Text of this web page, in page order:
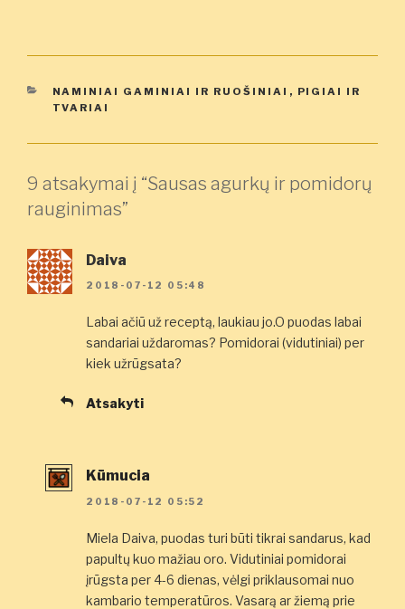
KATEGORIJOS
NAMINIAI GAMINIAI IR RUOŠINIAI , PIGIAI IR
TVARIAI
9 atsakymai į “Sausas agurkų ir pomidorų
rauginimas”
Daiva
2018-07-12 05:48
Labai ačiū už receptą, laukiau jo.O puodas labai
sandariai uždaromas? Pomidorai (vidutiniai) per
kiek užrūgsata?
Atsakyti
Kūmucia
2018-07-12 05:52
Miela Daiva, puodas turi būti tikrai sandarus, kad
papultų kuo mažiau oro. Vidutiniai pomidorai
įrūgsta per 4-6 dienas, vėlgi priklausomai nuo
kambario temperatūros. Vasarą ar žiemą prie